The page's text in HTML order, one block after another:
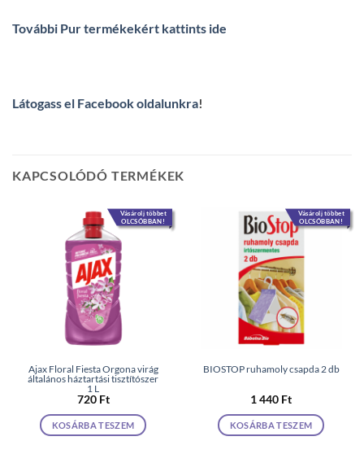
További Pur termékekért kattints ide
Látogass el Facebook oldalunkra!
KAPCSOLÓDÓ TERMÉKEK
Vásárolj többet
OLCSÓBBAN!
Ajax Floral Fiesta Orgona virág
általános háztartási tisztítószer
1 L
720 Ft
KOSÁRBA TESZEM
Vásárolj többet
OLCSÓBBAN!
BIOSTOP ruhamoly csapda 2 db
1 440 Ft
KOSÁRBA TESZEM